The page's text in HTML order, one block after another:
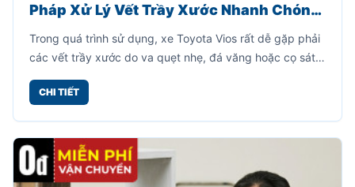
Pháp Xử Lý Vết Trầy Xước Nhanh Chóng,
Trong quá trình sử dụng, xe Toyota Vios rất dễ gặp phải
các vết trầy xước do va quẹt nhẹ, đá văng hoặc cọ sát
mỹ mà còn khiến bề mặt sơn dễ bị oxy hóa theo thời
CHI TIẾT